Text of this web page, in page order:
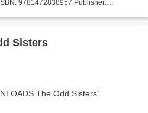
9781472838957 Publisher:
Sisters